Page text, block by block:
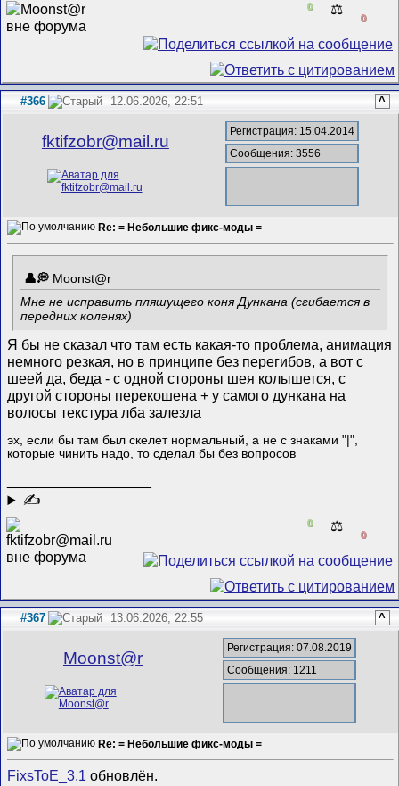
0 ⚖️
0
#366 12.06.2026, 22:51 ^
fktifzobr@mail.ru
Регистрация: 15.04.2014
Сообщения: 3556
Re: = Небольшие фикс-моды =
Mооnst@r
Мне не исправить пляшущего коня Дункана (сгибается в
передних коленях)
Я бы не сказал что там есть какая-то проблема, анимация
немного резкая, но в принципе без перегибов, а вот с
шеей да, беда - с одной стороны шея колышется, с
другой стороны перекошена + у самого дункана на
волосы текстура лба залезла
эх, если бы там был скелет нормальный, а не с знаками "|",
которые чинить надо, то сделал бы без вопросов
✍
0 ⚖️
0
#367 13.06.2026, 22:55 ^
Mооnst@r
Регистрация: 07.08.2019
Сообщения: 1211
Re: = Небольшие фикс-моды =
FixsToE_3.1 обновлён.